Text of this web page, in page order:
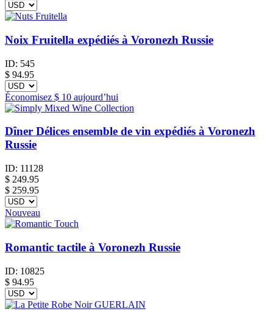
Noix Fruitella expédiés à Voronezh Russie
ID: 545
$ 94.95
Économisez $ 10 aujourd’hui
Dîner Délices ensemble de vin expédiés à Voronezh
Russie
ID: 11128
$ 249.95
$ 259.95
Nouveau
Romantic tactile à Voronezh Russie
ID: 10825
$ 94.95